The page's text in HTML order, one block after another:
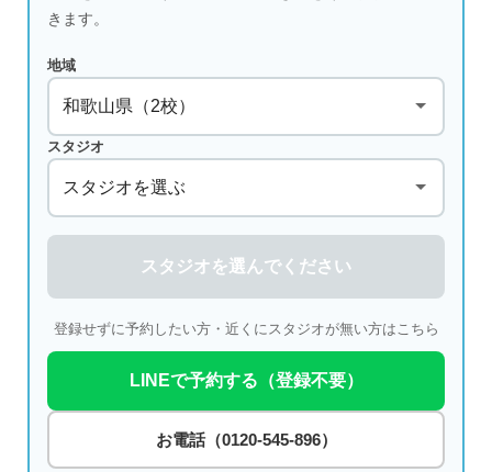
きます。
地域
スタジオ
スタジオを選んでください
登録せずに予約したい方・近くにスタジオが無い方はこちら
LINEで予約する（登録不要）
お電話（0120-545-896）